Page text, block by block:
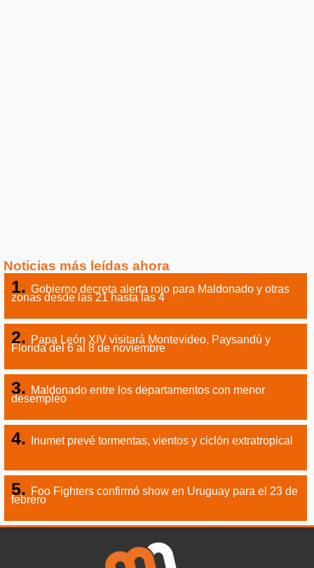
Noticias más leídas ahora
Gobierno decreta alerta rojo para Maldonado y otras
zonas desde las 21 hasta las 4
Papa León XIV visitará Montevideo, Paysandú y
Florida del 6 al 8 de noviembre
Maldonado entre los departamentos con menor
desempleo
Inumet prevé tormentas, vientos y ciclón extratropical
Foo Fighters confirmó show en Uruguay para el 23 de
febrero